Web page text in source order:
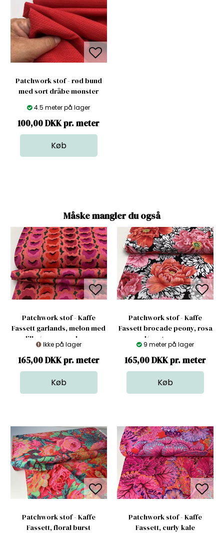
Patchwork stof - rød bund
med sort dråbe mønster
4.5 meter på lager
100,00 DKK pr. meter
Måske mangler du også
Patchwork stof - Kaffe
Fassett garlands, melon med
lilla / orange valmue
Ikke på lager
165,00 DKK pr. meter
Patchwork stof - Kaffe
Fassett brocade peony, rosa
rød/ sorte nuancer
9 meter på lager
165,00 DKK pr. meter
Patchwork stof - Kaffe
Fassett, floral burst
Patchwork stof - Kaffe
Fassett, curly kale